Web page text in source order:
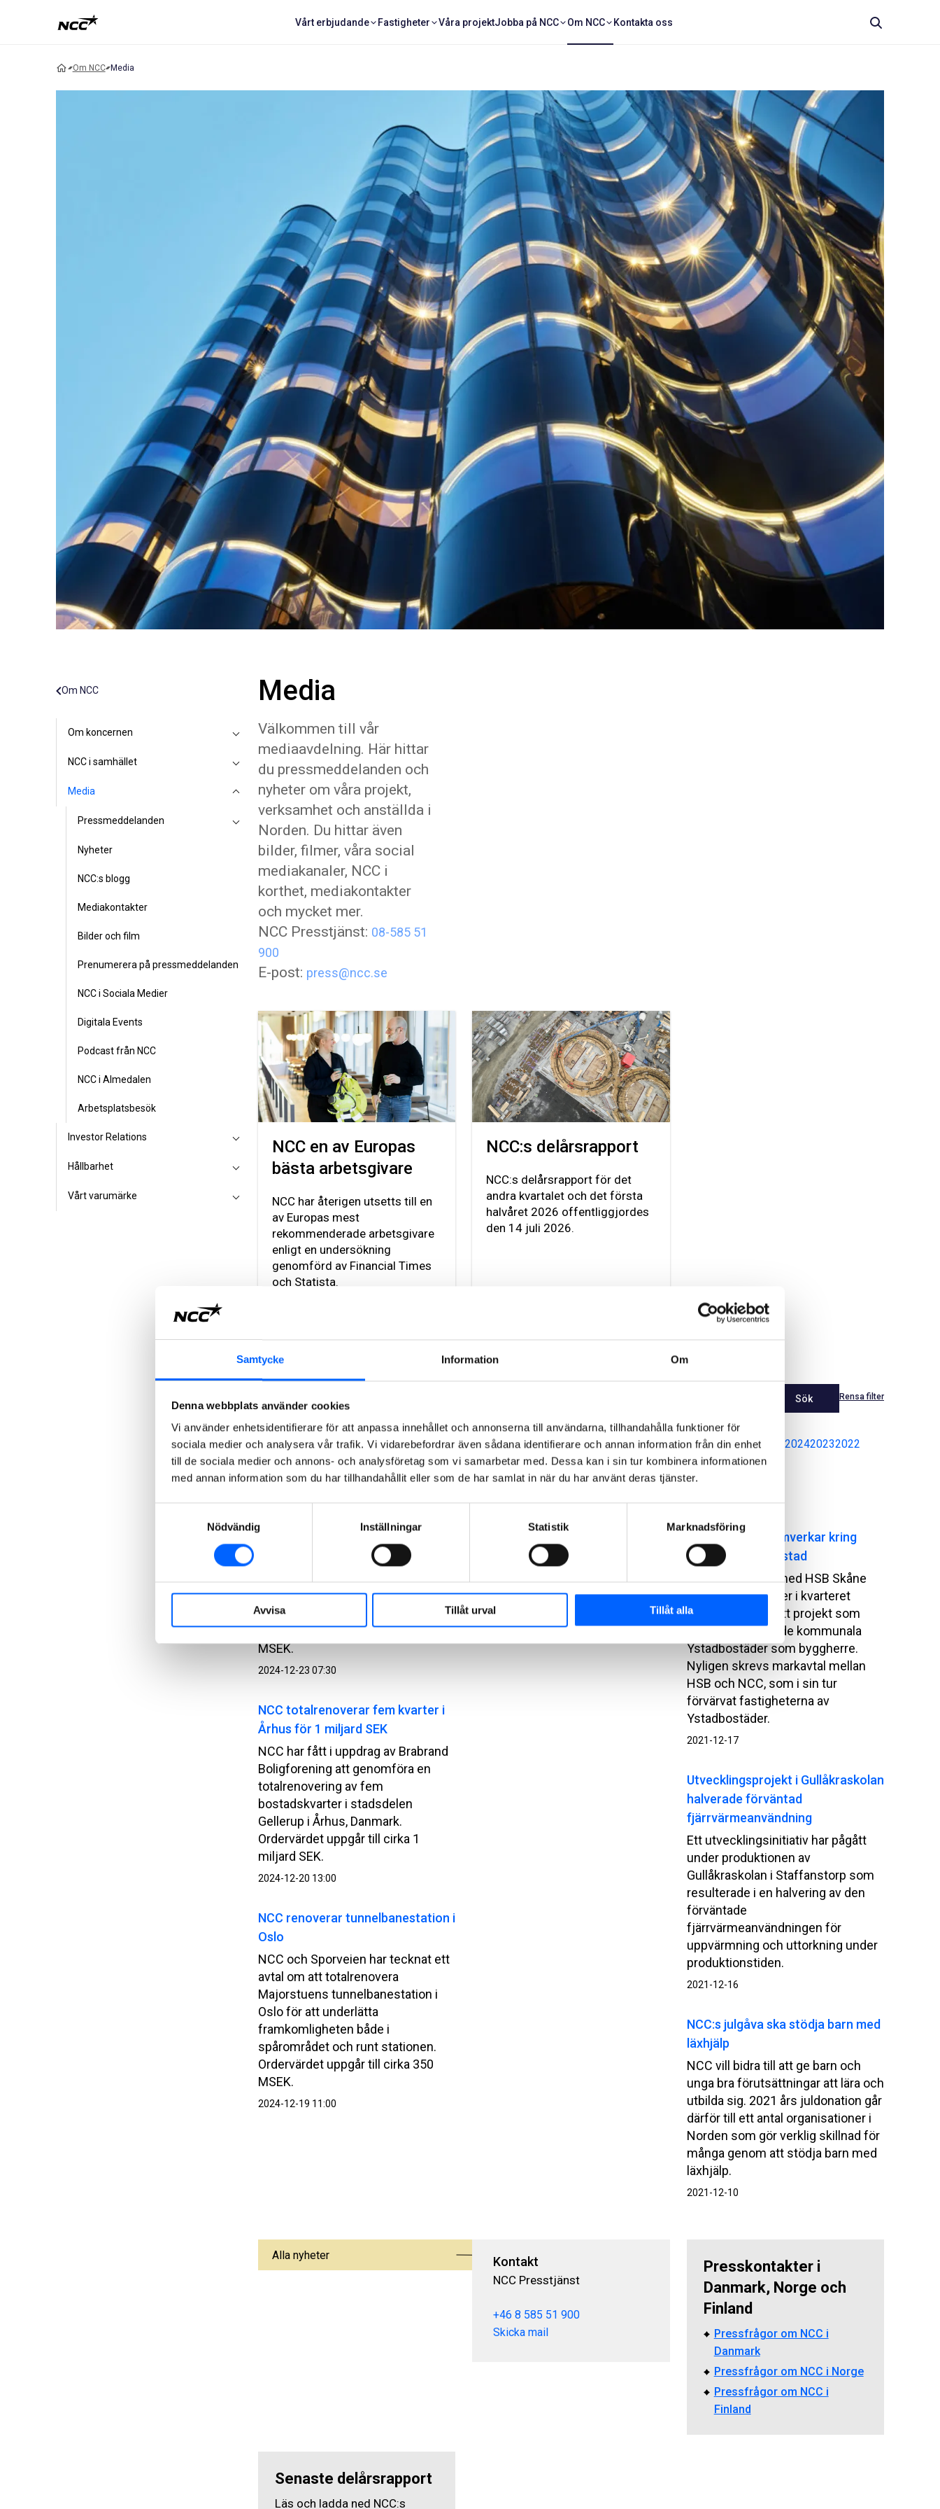
Samtycke Information Om
Denna webbplats använder cookies
Vi använder enhetsidentifierare för att anpassa innehållet och annonserna till användarna, tillhandahålla funktioner för
sociala medier och analysera vår trafik. Vi vidarebefordrar även sådana identifierare och annan information från din enhet
till de sociala medier och annons- och analysföretag som vi samarbetar med. Dessa kan i sin tur kombinera informationen
med annan information som du har tillhandahållit eller som de har samlat in när du har använt deras tjänster.
Nödvändig
Inställningar Statistik Marknadsföring
Avvisa Tillåt urval Tillåt alla
Vårt erbjudande Fastigheter Våra projektJobba på NCC Om NCC Kontakta oss
Om NCC Media
Om NCC
Om koncernen
NCC i samhället
Media
Pressmeddelanden
Nyheter
NCC:s blogg
Mediakontakter
Bilder och film
Prenumerera på pressmeddelanden
NCC i Sociala Medier
Digitala Events
Podcast från NCC
NCC i Almedalen
Arbetsplatsbesök
Investor Relations
Hållbarhet
Vårt varumärke
Media
Välkommen till vår
mediaavdelning. Här hittar
du pressmeddelanden och
nyheter om våra projekt,
verksamhet och anställda i
Norden. Du hittar även
bilder, filmer, våra social
mediakanaler, NCC i
korthet, mediakontakter
och mycket mer.
NCC Presstjänst: 08-585 51
900
E-post: press@ncc.se
NCC en av Europas
bästa arbetsgivare
NCC har återigen utsetts till en
av Europas mest
rekommenderade arbetsgivare
enligt en undersökning
genomförd av Financial Times
och Statista.
NCC:s delårsrapport
NCC:s delårsrapport för det
andra kvartalet och det första
halvåret 2026 offentliggjordes
den 14 juli 2026.
Senaste20262025 2024 20232022
NCC får uppdrag i Finland av
NCC har fått i uppdrag av statligt
ledda Senate Group att utföra ett
byggnadsprojekt i Finland.
Ordervärdet uppgår till cirka 460
MSEK.
2024-12-23 07:30
NCC totalrenoverar fem kvarter i
Århus för 1 miljard SEK
NCC har fått i uppdrag av Brabrand
Boligforening att genomföra en
totalrenovering av fem
bostadskvarter i stadsdelen
Gellerup i Århus, Danmark.
Ordervärdet uppgår till cirka 1
miljard SEK.
2024-12-20 13:00
NCC renoverar tunnelbanestation i
Oslo
NCC och Sporveien har tecknat ett
avtal om att totalrenovera
Majorstuens tunnelbanestation i
Oslo för att underlätta
framkomligheten både i
spårområdet och runt stationen.
Ordervärdet uppgår till cirka 350
MSEK.
2024-12-19 11:00
Sök Rensa filter
Senaste 20262025 202420232022
2021
NCC och HSB samverkar kring
bostadsrätter i Ystad
NCC samverkar med HSB Skåne
kring bostadsrätter i kvarteret
Kokillen i Ystad, ett projekt som
ursprungligen hade kommunala
Ystadbostäder som byggherre.
Nyligen skrevs markavtal mellan
HSB och NCC, som i sin tur
förvärvat fastigheterna av
Ystadbostäder.
2021-12-17
Utvecklingsprojekt i Gullåkraskolan
halverade förväntad
fjärrvärmeanvändning
Ett utvecklingsinitiativ har pågått
under produktionen av
Gullåkraskolan i Staffanstorp som
resulterade i en halvering av den
förväntade
fjärrvärmeanvändningen för
uppvärmning och uttorkning under
produktionstiden.
2021-12-16
NCC:s julgåva ska stödja barn med
läxhjälp
NCC vill bidra till att ge barn och
unga bra förutsättningar att lära och
utbilda sig. 2021 års juldonation går
därför till ett antal organisationer i
Norden som gör verklig skillnad för
många genom att stödja barn med
läxhjälp.
2021-12-10
Alla nyheter Kontakt
NCC Presstjänst
+46 8 585 51 900
Skicka mail
Presskontakter i
Danmark, Norge och
Finland
Pressfrågor om NCC i
Danmark
Pressfrågor om NCC i Norge
Pressfrågor om NCC i
Finland
Senaste delårsrapport
Läs och ladda ned NCC:s